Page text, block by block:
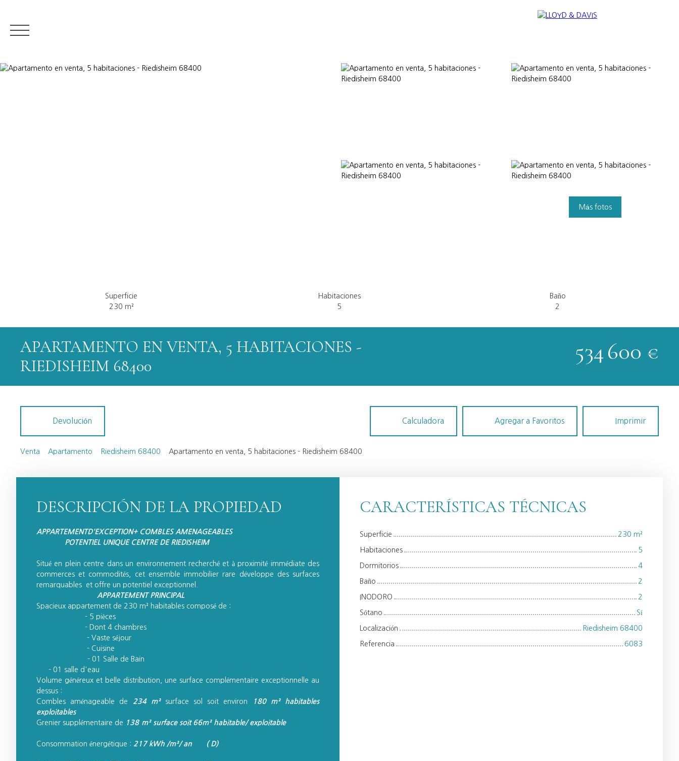
Más fotos
Superficie
230 m²
Habitaciones
5
Baño
2
APARTAMENTO EN VENTA, 5 HABITACIONES -
RIEDISHEIM 68400
534 600 €
Devolución Calculadora Agregar a Favoritos Imprimir
Venta Apartamento Riedisheim 68400 Apartamento en venta, 5 habitaciones - Riedisheim 68400
DESCRIPCIÓN DE LA PROPIEDAD
APPARTEMENTD'EXCEPTION+ COMBLES AMENAGEABLES
POTENTIEL UNIQUE CENTRE DE RIEDISHEIM
Situé en plein centre dans un environnement recherché et à proximité immédiate des
commerces et commodités, cet ensemble immobilier rare développe des surfaces
remarquables et offre un potentiel exceptionnel.
APPARTEMENT PRINCIPAL
Spacieux appartement de 230 m² habitables composé de :
- 5 pièces
- Dont 4 chambres
- Vaste séjour
- Cuisine
- 01 Salle de Bain
- 01 salle d'eau
Volume généreux et belle distribution, une surface complémentaire exceptionnelle au
dessus :
Combles aménageable de
234 m²surface sol soit environ 180 m²
habitables
exploitables
Grenier supplémentaire de
138 m² surface soit 66m² habitable/ exploitable
Consommation énergétique : 217 kWh /m²/ an ( D)
CARACTERÍSTICAS TÉCNICAS
Superficie 230 m²
Habitaciones 5
Dormitorios 4
Baño 2
INODORO 2
Sótano Sí
Localización Riedisheim 68400
Referencia 6083